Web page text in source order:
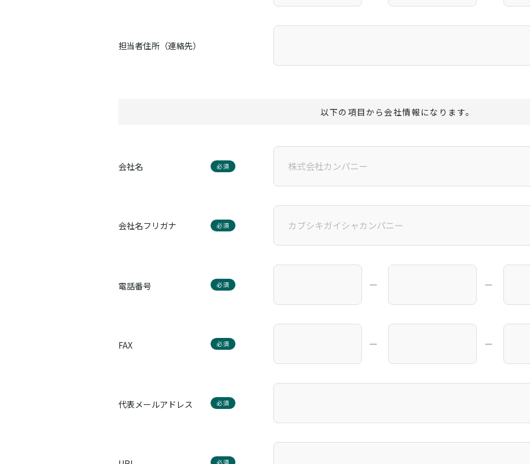
担当者住所（連絡先）
以下の項目から会社情報になります。
会社名 必須
会社名フリガナ 必須
電話番号 必須 ― ―
FAX 必須 ― ―
代表メールアドレス 必須
必須